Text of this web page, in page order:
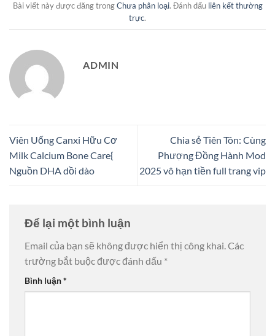
Bài viết này được đăng trongChưa phân loại. Đánh dấu liên kết thường
trực.
ADMIN
Viên Uống Canxi Hữu Cơ
Milk Calcium Bone Care{
Nguồn DHA dồi dào
Chia sẻ Tiên Tôn: Cùng
Phượng Đồng Hành Mod
2025 vô hạn tiền full trang vip
Để lại một bình luận
Email của bạn sẽ không được hiển thị công khai.Các
trường bắt buộc được đánh dấu *
Bình luận*